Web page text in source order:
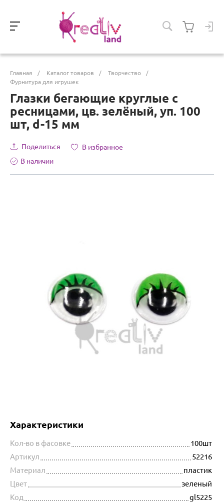
Главная / Каталог товаров / Творчество
/
Фурнитура для игрушек
Глазки бегающие круглые с
ресницами, цв. зелёный, уп. 100
шт, d-15 мм
Поделиться
В избранное
В наличии
Характеристики
Кол-во в фасовке
100шт
Артикул
52216
Материал
пластик
Цвет
зеленый
Код
gl5225